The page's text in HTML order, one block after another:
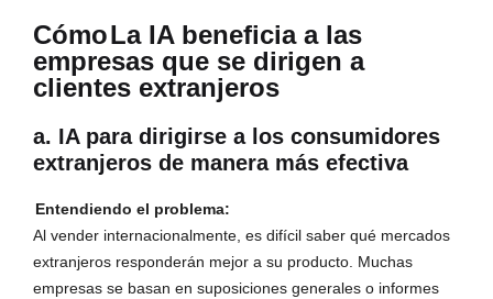
CómoLa IA beneficia a las
empresas que se dirigen a
clientes extranjeros
a. IA para dirigirse a los consumidores
extranjeros de manera más efectiva
Entendiendo el problema:
Al vender internacionalmente, es difícil saber qué mercados
extranjeros responderán mejor a su producto. Muchas
empresas se basan en suposiciones generales o informes